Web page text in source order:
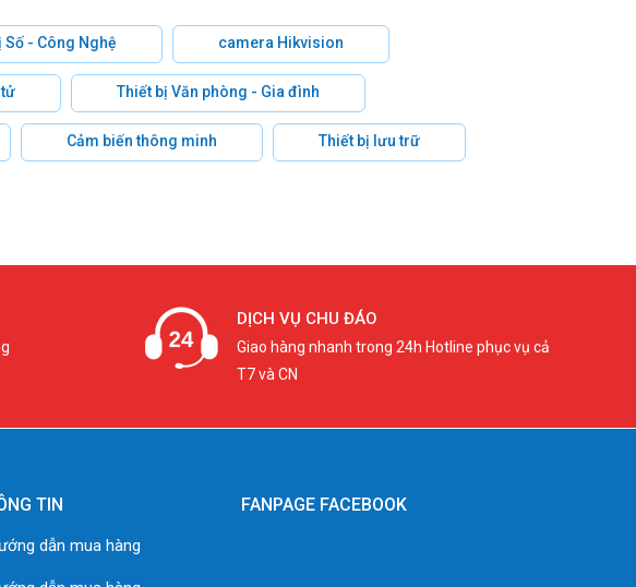
Số - Công Nghệ camera Hikvision
Thiết bị Văn phòng - Gia đình
Cảm biến thông minh Thiết bị lưu trữ
DỊCH VỤ CHU ĐÁO
Giao hàng nhanh trong 24h Hotline phục vụ cả
T7 và CN
TIN
dẫn mua hàng
FANPAGE FACEBOOK